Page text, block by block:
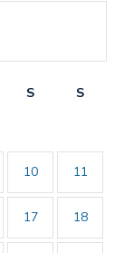
S
S
10 11
17 18